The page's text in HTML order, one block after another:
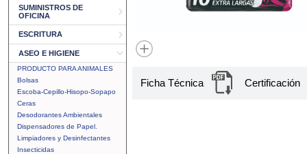
SUMINISTROS DE
OFICINA
ESCRITURA
ASEO E HIGIENE
PRODUCTO PARA ANIMALES
Bolsas
Escoba-Cepillo-Hisopo-Sopapo
Ceras
Desodorantes Ambientales
Dispensadores de Papel.
Limpiadores y Desinfectantes
Insecticidas
Ficha Técnica Certificación